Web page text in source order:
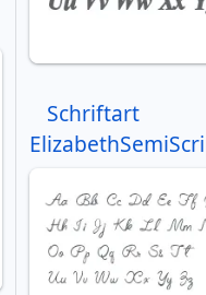
Schriftart